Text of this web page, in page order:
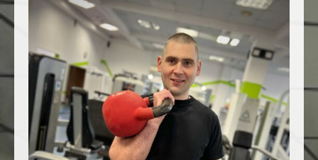
ВАКАНСІЇ
+38 (067) 103-32-01 вул. Ірпінська, 76
+38 (067) 103-32-23 бул. Руденка 14
+38 (067) 103-32-32 вул. Поповича 13
+38 (067) 103-32-55 вул. Поповича 8а
+38 (067) 103-32-18 пр. Корольова 10